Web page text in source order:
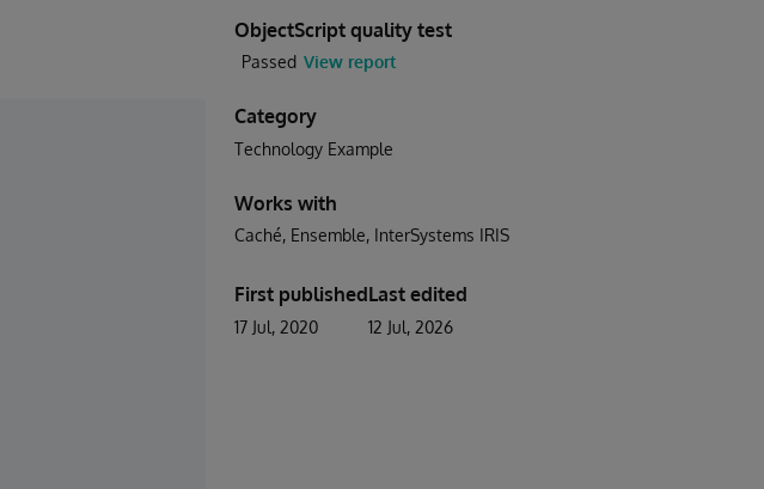
ObjectScript quality test
Passed View report
Category
Technology Example
Works with
Caché Ensemble InterSystems IRIS
First published
17 Jul, 2020
Last edited
12 Jul, 2026